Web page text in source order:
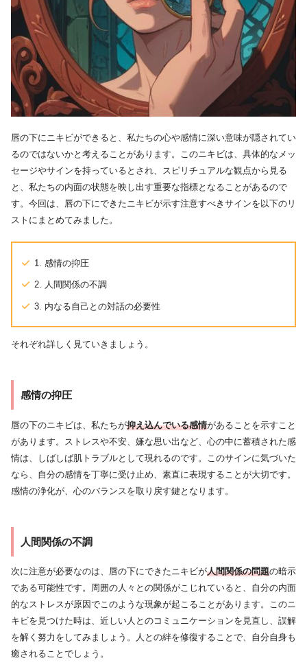
唇の下にニキビができると、私たちの心や感情に深い意味が隠されてい
るのではないかと考えることがあります。このニキビは、具体的なメッ
セージやサインを持っているとされ、スピリチュアルな観点から見る
と、私たちの内面の状態を映し出す重要な指標となることがあるので
す。今回は、唇の下にできたニキビが示す注意すべきサインを以下のリ
ストにまとめてみました。
1. 感情の抑圧
2. 人間関係の不調
3. 内なる自己との対話の必要性
それぞれ詳しく見ていきましょう。
感情の抑圧
唇の下のニキビは、私たちが抑え込んでいる感情があることを示すこと
があります。ストレスや不安、嫌な思い出など、心の中に蓄積された感
情は、しばしば肌トラブルとして現れるのです。このサインに気づいた
なら、自分の感情を丁寧に受け止め、素直に表現することが大切です。
感情の浄化が、心のバランスを取り戻す鍵となります。
人間関係の不調
次に注意が必要なのは、唇の下にできたニキビが人間関係の問題の暗示
である可能性です。周囲の人々との関係がこじれていると、自分の内面
的なストレスが原因でこのような現象が起こることがあります。このニ
キビを見つけた時は、近しい人とのコミュニケーションを見直し、誤解
を解く努力をしてみましょう。人との絆を修復することで、自分自身も
癒されることでしょう。